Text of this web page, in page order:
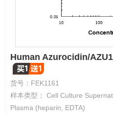
Human Azurocidin/
货号： FEK1161
样本类型： Cell Culture
Plasma (heparin, EDTA)